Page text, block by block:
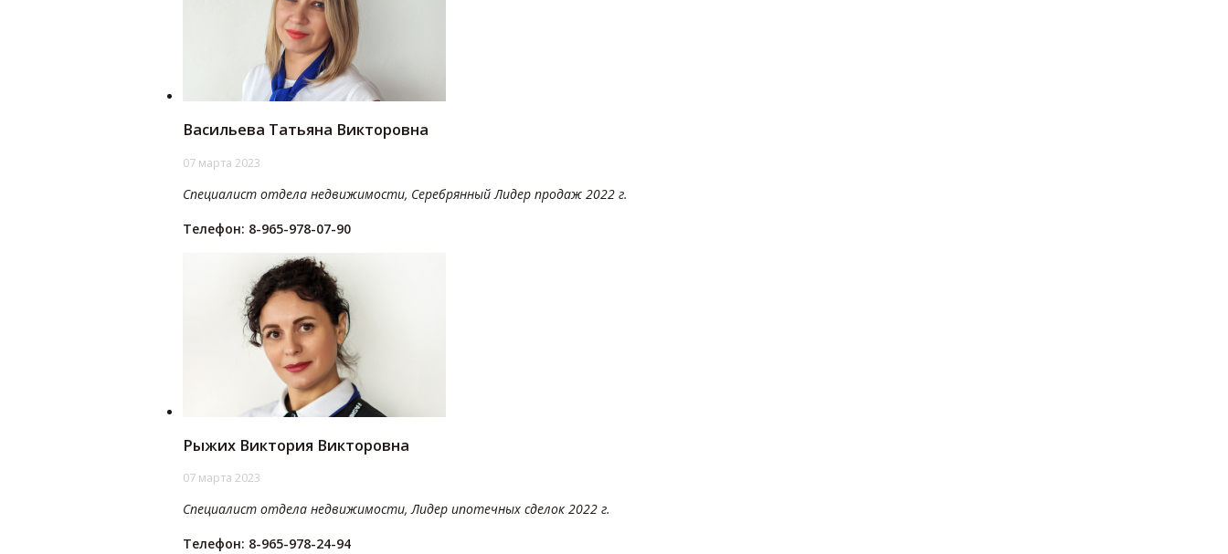
Васильева Татьяна Викторовна
07 марта 2023
Специалист отдела недвижимости, Серебрянный Лидер продаж 2022 г.
Телефон: 8-965-978-07-90
Рыжих Виктория Викторовна
07 марта 2023
Специалист отдела недвижимости, Лидер ипотечных сделок 2022 г.
Телефон: 8-965-978-24-94